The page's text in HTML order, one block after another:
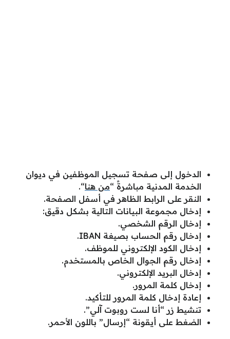
الدخول إلى صفحة تسجيل الموظفين في ديوان
الخدمة المدنية مباشرةً “من هنا“.
النقر على الرابط الظاهر في أسفل الصفحة.
إدخال مجموعة البيانات التالية بشكل دقيق:
إدخال الرقم الشخصي.
إدخال رقم الحساب بصيغة IBAN.
إدخال الكود الإلكتروني للموظف.
إدخال رقم الجوال الخاص بالمستخدم.
إدخال البريد الإلكتروني.
إدخال كلمة المرور.
إعادة إدخال كلمة المرور للتأكيد.
تنشيط زر “أنا لست روبوت آلي”.
الضغط على أيقونة “إرسال” باللون الأحمر.